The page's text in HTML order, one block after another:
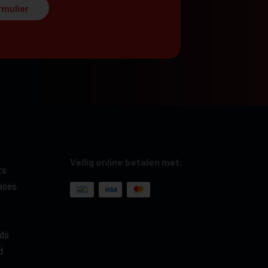
Veilig online betalen met: